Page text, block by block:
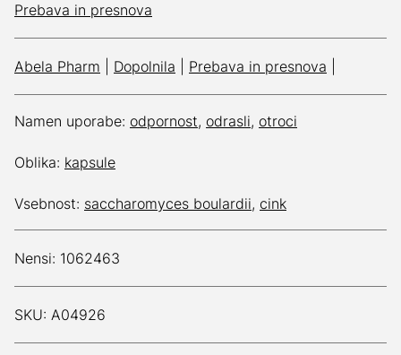
Prebava in presnova
Abela Pharm Dopolnila Prebava in presnova
Namen uporabe: odpornost, odrasli, otroci
Oblika: kapsule
Vsebnost: saccharomyces boulardii, cink
Nensi: 1062463
SKU: A04926